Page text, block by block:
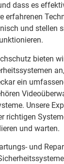
dass es
erfahrenen
und stellen
bieten
ein
Unsere
richtigen
und warten.
und